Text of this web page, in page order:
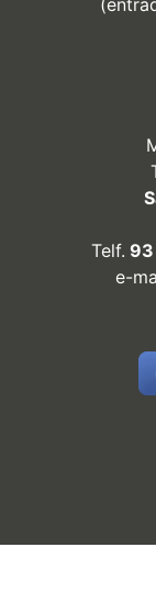
Telf. 93
e-